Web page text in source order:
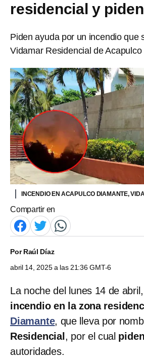
residencial y
Piden ayuda por un incendio que
Vidamar Residencial de
INCENDIO EN ACAPULCO DIAMANTE,
Compartir en
PorRaúl Díaz
abril 14, 2025 a las 21:36 GMT-6
La noche del lunes 14 de
incendio en la zona
Diamante, que lleva por
Residencial , por el cual
autoridades.